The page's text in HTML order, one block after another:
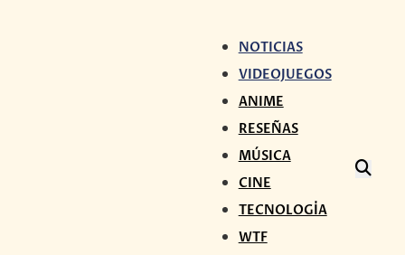
NOTICIAS
VIDEOJUEGOS
ANIME
RESEÑAS
MÚSICA
CINE
TECNOLOGÍA
WTF